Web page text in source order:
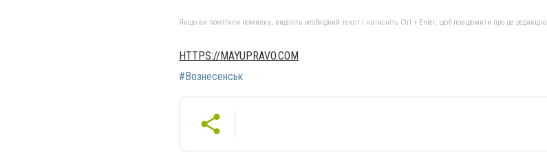
Якщо ви помітили помилку, виділіть необхідний текст і натисніть Ctrl + Enter, щоб повідомити про це редакцію
HTTPS://MAYUPRAVO.COM
#Вознесенськ